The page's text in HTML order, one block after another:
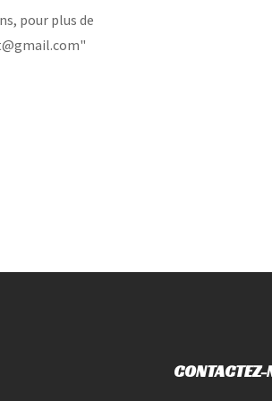
pour plus de
CONTACTEZ-